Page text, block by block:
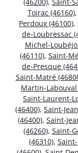
Toirac (46160),
Perdoux (46100),
de-Loubressac
Michel-
(46110), Saint-
de-Presque
Saint-Matré
Martin-Labouval
Saint-Laurent-
(46400), Saint-
(46400), Saint-
(46260), Saint-
(46310),